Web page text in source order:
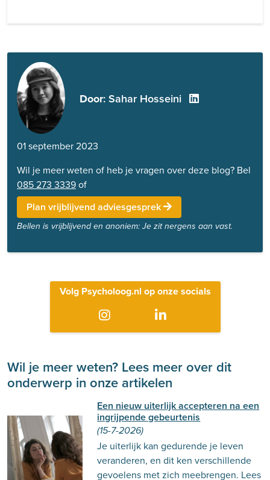
Door: Sahar Hosseini
01 september 2023
Wil je meer weten of heb je vragen over deze blog? Bel
085 273 3339of
Plan vrijblijvend adviesgesprek
Bellen is vrijblijvend en anoniem: Je zit nergens aan vast.
Volg Psycholoog.nl op onze socials
Wil je meer weten? Lees meer over dit
onderwerp in onze artikelen
Een nieuw uiterlijk accepteren na een
ingrijpende gebeurtenis
(15-7-2026)
Je uiterlijk kan gedurende je leven
veranderen, en dit ken verschillende
gevoelens met zich meebrengen. Lees